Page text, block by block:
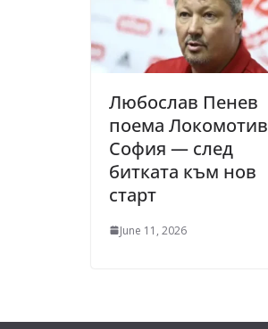
Любослав Пенев
поема Локомотив
София — след
битката към нов
старт
June 11, 2026